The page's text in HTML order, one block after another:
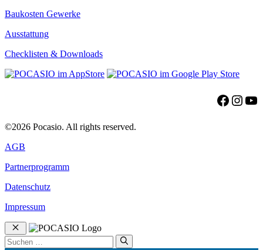
Baukosten Gewerke
Ausstattung
Checklisten & Downloads
©2026 Pocasio. All rights reserved.
AGB
Partnerprogramm
Datenschutz
Impressum
Schließen
Suchen